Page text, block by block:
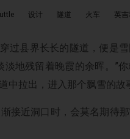
设计 隧道 火车 英
过县界长长的隧道，便是
地残留着晚霞的余晖。”
中拉出，进入那个飘雪的故
接近洞口时，会莫名期待